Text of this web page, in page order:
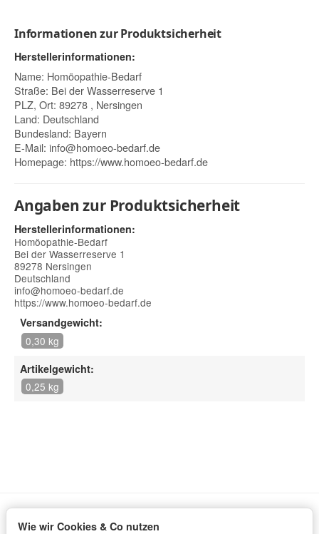
Informationen zur Produktsicherheit
Herstellerinformationen:
Name: Homöopathie-Bedarf
Straße: Bei der Wasserreserve 1
PLZ, Ort: 89278 , Nersingen
Land: Deutschland
Bundesland: Bayern
E-Mail: info@homoeo-bedarf.de
Homepage: https://www.homoeo-bedarf.de
Angaben zur Produktsicherheit
Herstellerinformationen:
Homöopathie-Bedarf
Bei der Wasserreserve 1
89278 Nersingen
Deutschland
info@homoeo-bedarf.de
https://www.homoeo-bedarf.de
Versandgewicht:
0,30 kg
Artikelgewicht:
0,25 kg
Informationen
Wie wir Cookies & Co nutzen